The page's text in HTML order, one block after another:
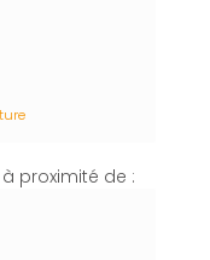
proximité de :